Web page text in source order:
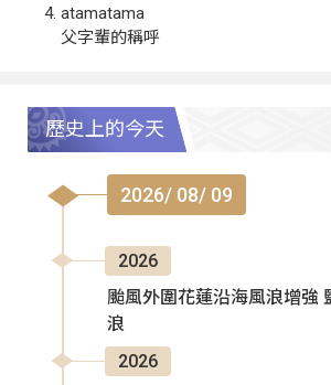
atamatama
父字輩的稱呼
歷史上的今天
2026/ 08/ 09
2026
颱風外圍花蓮沿海風浪增強
浪
2026